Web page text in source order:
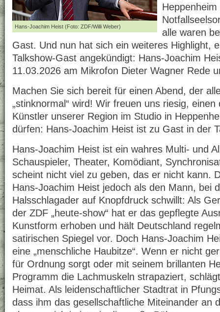
Hans-Joachim Heist (Foto: ZDF/Willi Weber)
Heppenheim
alle waren
Gast. Und nun hat sich ein weiteres Highlight,
Talkshow-Gast angekündigt: Hans-Joachim
11.03.2026 am Mikrofon Dieter Wagner Rede
Machen Sie sich bereit für einen Abend, der
„stinknormal“ wird! Wir freuen uns riesig,
Künstler unserer Region im Studio in
dürfen: Hans-Joachim Heist ist zu Gast in der
Hans-Joachim Heist ist ein wahres Multi- und
Schauspieler, Theater, Komödiant,
scheint nicht viel zu geben, das er nicht kann.
Hans-Joachim Heist jedoch als den Mann, bei
Halsschlagader auf Knopfdruck schwillt: Als
der ZDF „heute-show“ hat er das gepflegte
Kunstform erhoben und hält Deutschland
satirischen Spiegel vor. Doch Hans-Joachim
eine „menschliche Haubitze“. Wenn er nicht
für Ordnung sorgt oder mit seinem brillanten
Programm die Lachmuskeln strapaziert,
Heimat. Als leidenschaftlicher Stadtrat in
dass ihm das gesellschaftliche Miteinander an